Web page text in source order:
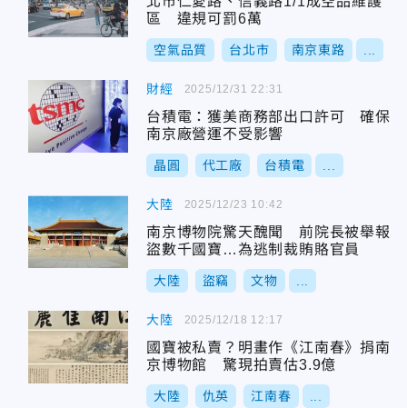
區 違規可罰6萬
空氣品質 台北市 南京東路
財經
台積電：獲美商務部出口許可 確保
南京廠營運不受影響
晶圓 代工廠 台積電
2025/12/31 22:31
大陸
南京博物院驚天醜聞 前院長被舉報
盜數千國寶…為逃制裁賄賂官員
大陸 盜竊 文物
2025/12/23 10:42
大陸
國寶被私賣？明畫作《江南春》捐南
京博物館 驚現拍賣估3.9億
大陸 仇英 江南春
2025/12/18 12:17